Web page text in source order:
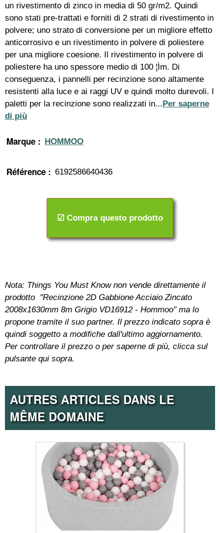
un rivestimento di zinco in media di 50 gr/m2. Quindi
sono stati pre-trattati e forniti di 2 strati di rivestimento in
polvere; uno strato di conversione per un migliore effetto
anticorrosivo e un rivestimento in polvere di poliestere
per una migliore coesione. Il rivestimento in polvere di
poliestere ha uno spessore medio di 100 ¦Ìm. Di
conseguenza, i pannelli per recinzione sono altamente
resistenti alla luce e ai raggi UV e quindi molto durevoli. I
paletti per la recinzione sono realizzati in...Per saperne
di più
Marque : HOMMOO
Référence : 6192586640436
☑ Compra questo prodotto
Nota: Things You Must Know non vende direttamente il
prodotto "Recinzione 2D Gabbione Acciaio Zincato
2008x1630mm 8m Grigio VD16912 - Hommoo" ma lo
propone tramite il suo partner. Il prezzo indicato sopra è
quindi soggetto a modifiche dall'ultimo aggiornamento.
Per controllare il prezzo o per saperne di più, clicca sul
pulsante qui sopra.
AUTRES ARTICLES DANS LE
MÊME DOMAINE